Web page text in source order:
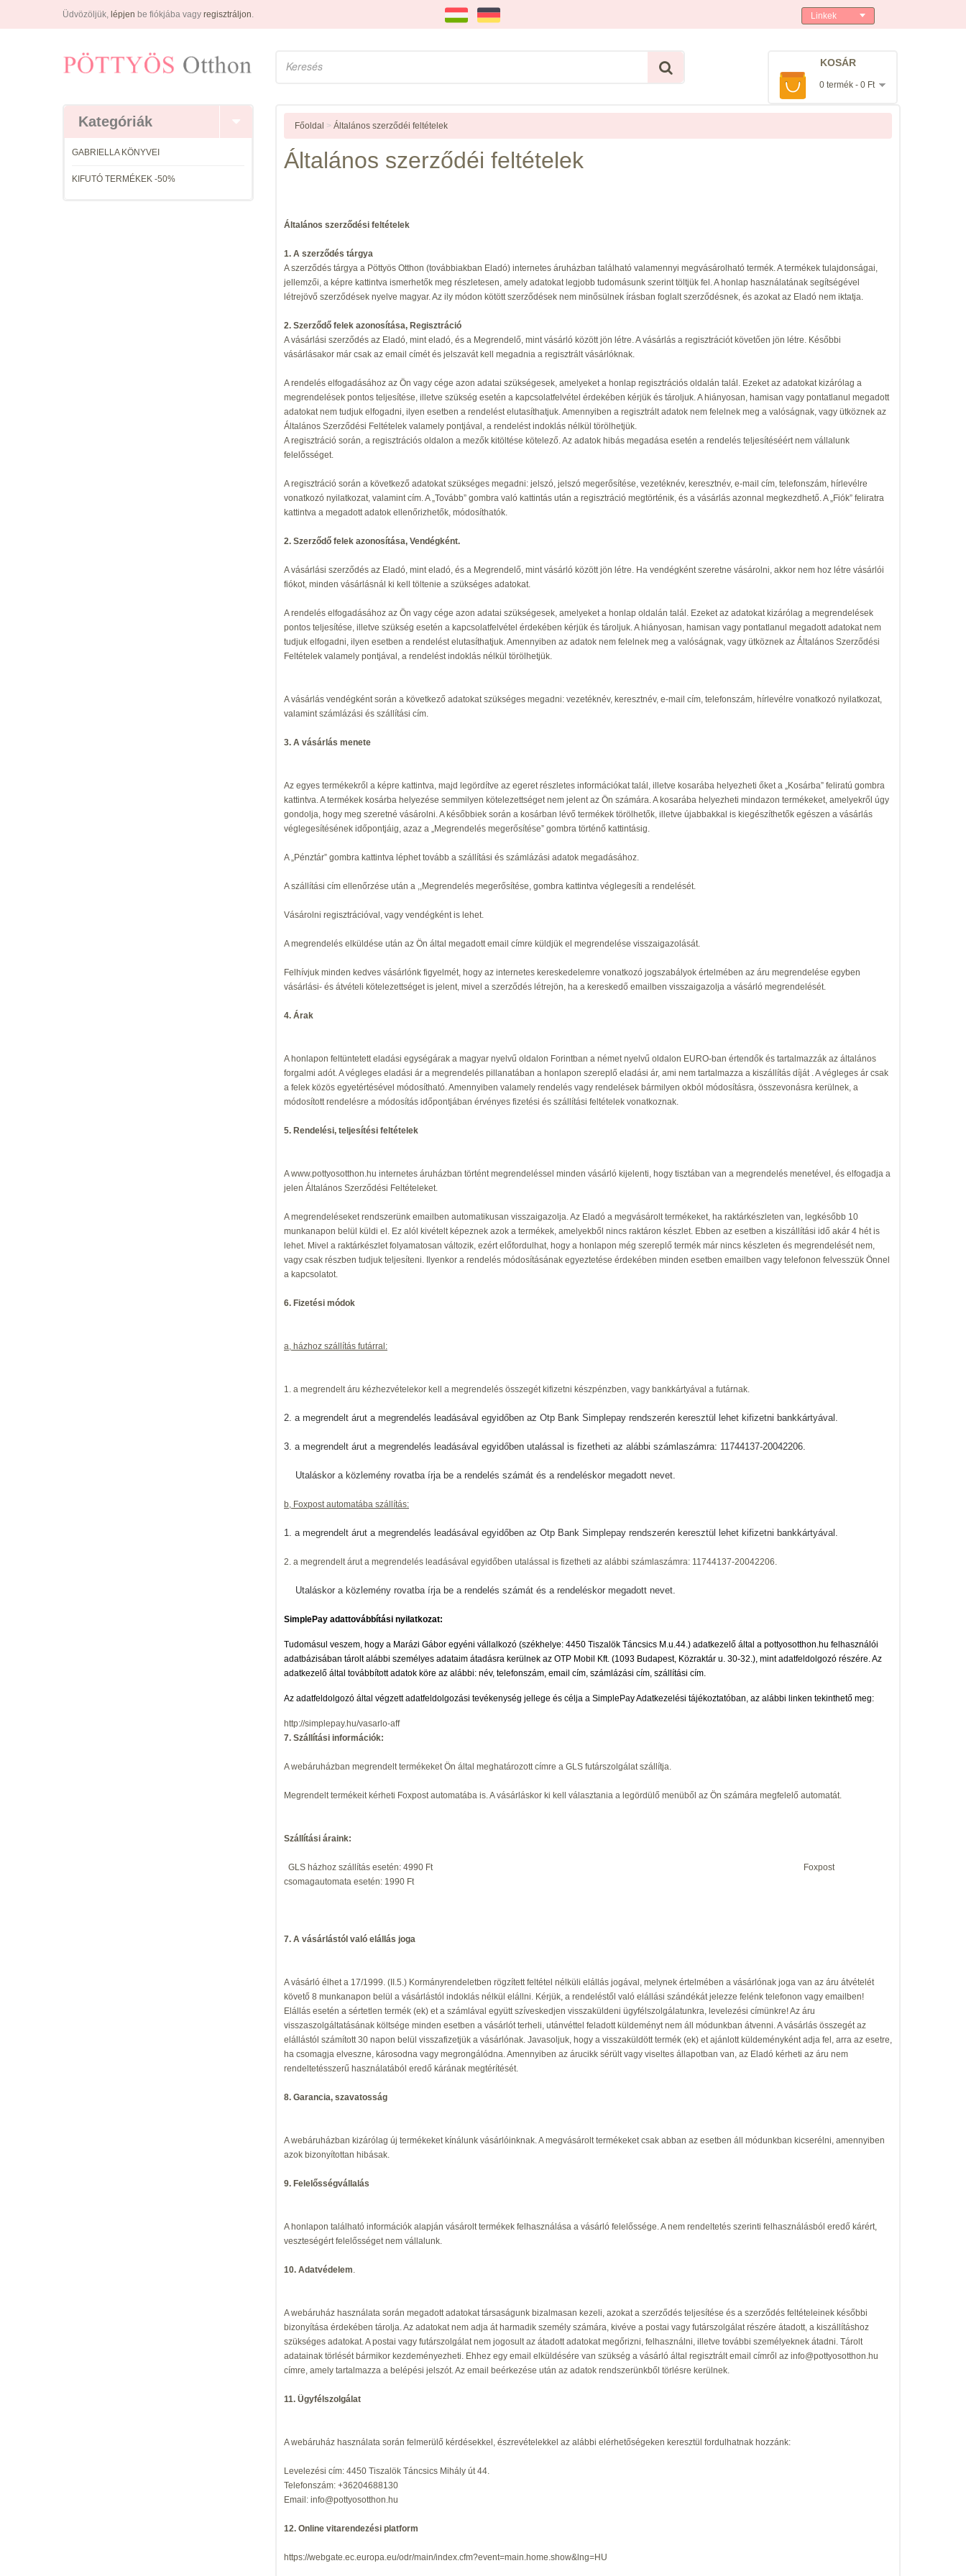
Üdvözöljük, lépjen be fiókjába vagy regisztráljon. Linkek
KOSÁR
0 termék - 0 Ft
Kategóriák
GABRIELLA KÖNYVEI
KIFUTÓ TERMÉKEK -50%
Főoldal > Általános szerződéi feltételek
Általános szerződéi feltételek
Általános szerződési feltételek
1. A szerződés tárgya
A szerződés tárgya a Pöttyös Otthon (továbbiakban Eladó) internetes áruházban található valamennyi megvásárolható termék. A termékek tulajdonságai,
jellemzői, a képre kattintva ismerhetők meg részletesen, amely adatokat legjobb tudomásunk szerint töltjük fel. A honlap használatának segítségével
létrejövő szerződések nyelve magyar. Az ily módon kötött szerződések nem minősülnek írásban foglalt szerződésnek, és azokat az Eladó nem iktatja.
2. Szerződő felek azonosítása, Regisztráció
A vásárlási szerződés az Eladó, mint eladó, és a Megrendelő, mint vásárló között jön létre. A vásárlás a regisztrációt követően jön létre. Későbbi
vásárlásakor már csak az email címét és jelszavát kell megadnia a regisztrált vásárlóknak.
A rendelés elfogadásához az Ön vagy cége azon adatai szükségesek, amelyeket a honlap regisztrációs oldalán talál. Ezeket az adatokat kizárólag a
megrendelések pontos teljesítése, illetve szükség esetén a kapcsolatfelvétel érdekében kérjük és tároljuk. A hiányosan, hamisan vagy pontatlanul megadott
adatokat nem tudjuk elfogadni, ilyen esetben a rendelést elutasíthatjuk. Amennyiben a regisztrált adatok nem felelnek meg a valóságnak, vagy ütköznek az
Általános Szerződési Feltételek valamely pontjával, a rendelést indoklás nélkül törölhetjük.
A regisztráció során, a regisztrációs oldalon a mezők kitöltése kötelező. Az adatok hibás megadása esetén a rendelés teljesítéséért nem vállalunk
felelősséget.
A regisztráció során a következő adatokat szükséges megadni: jelszó, jelszó megerősítése, vezetéknév, keresztnév, e-mail cím, telefonszám, hírlevélre
vonatkozó nyilatkozat, valamint cím. A „Tovább” gombra való kattintás után a regisztráció megtörténik, és a vásárlás azonnal megkezdhető. A „Fiók” feliratra
kattintva a megadott adatok ellenőrizhetők, módosíthatók.
2. Szerződő felek azonosítása, Vendégként.
A vásárlási szerződés az Eladó, mint eladó, és a Megrendelő, mint vásárló között jön létre. Ha vendégként szeretne vásárolni, akkor nem hoz létre vásárlói
fiókot, minden vásárlásnál ki kell töltenie a szükséges adatokat.
A rendelés elfogadásához az Ön vagy cége azon adatai szükségesek, amelyeket a honlap oldalán talál. Ezeket az adatokat kizárólag a megrendelések
pontos teljesítése, illetve szükség esetén a kapcsolatfelvétel érdekében kérjük és tároljuk. A hiányosan, hamisan vagy pontatlanul megadott adatokat nem
tudjuk elfogadni, ilyen esetben a rendelést elutasíthatjuk. Amennyiben az adatok nem felelnek meg a valóságnak, vagy ütköznek az Általános Szerződési
Feltételek valamely pontjával, a rendelést indoklás nélkül törölhetjük.
A vásárlás vendégként során a következő adatokat szükséges megadni: vezetéknév, keresztnév, e-mail cím, telefonszám, hírlevélre vonatkozó nyilatkozat,
valamint számlázási és szállítási cím.
3. A vásárlás menete
Az egyes termékekről a képre kattintva, majd legördítve az egeret részletes információkat talál, illetve kosarába helyezheti őket a „Kosárba” feliratú gombra
kattintva. A termékek kosárba helyezése semmilyen kötelezettséget nem jelent az Ön számára. A kosarába helyezheti mindazon termékeket, amelyekről úgy
gondolja, hogy meg szeretné vásárolni. A későbbiek során a kosárban lévő termékek törölhetők, illetve újabbakkal is kiegészíthetők egészen a vásárlás
véglegesítésének időpontjáig, azaz a „Megrendelés megerősítése” gombra történő kattintásig.
A „Pénztár” gombra kattintva léphet tovább a szállítási és számlázási adatok megadásához.
A szállítási cím ellenőrzése után a ,,Megrendelés megerősítése, gombra kattintva véglegesíti a rendelését.
Vásárolni regisztrációval, vagy vendégként is lehet.
A megrendelés elküldése után az Ön által megadott email címre küldjük el megrendelése visszaigazolását.
Felhívjuk minden kedves vásárlónk figyelmét, hogy az internetes kereskedelemre vonatkozó jogszabályok értelmében az áru megrendelése egyben
vásárlási- és átvételi kötelezettséget is jelent, mivel a szerződés létrejön, ha a kereskedő emailben visszaigazolja a vásárló megrendelését.
4. Árak
A honlapon feltüntetett eladási egységárak a magyar nyelvű oldalon Forintban a német nyelvű oldalon EURO-ban értendők és tartalmazzák az általános
forgalmi adót. A végleges eladási ár a megrendelés pillanatában a honlapon szereplő eladási ár, ami nem tartalmazza a kiszállítás díját . A végleges ár csak
a felek közös egyetértésével módosítható. Amennyiben valamely rendelés vagy rendelések bármilyen okból módosításra, összevonásra kerülnek, a
módosított rendelésre a módosítás időpontjában érvényes fizetési és szállítási feltételek vonatkoznak.
5. Rendelési, teljesítési feltételek
A www.pottyosotthon.hu internetes áruházban történt megrendeléssel minden vásárló kijelenti, hogy tisztában van a megrendelés menetével, és elfogadja a
jelen Általános Szerződési Feltételeket.
A megrendeléseket rendszerünk emailben automatikusan visszaigazolja. Az Eladó a megvásárolt termékeket, ha raktárkészleten van, legkésőbb 10
munkanapon belül küldi el. Ez alól kivételt képeznek azok a termékek, amelyekből nincs raktáron készlet. Ebben az esetben a kiszállítási idő akár 4 hét is
lehet. Mivel a raktárkészlet folyamatosan változik, ezért előfordulhat, hogy a honlapon még szereplő termék már nincs készleten és megrendelését nem,
vagy csak részben tudjuk teljesíteni. Ilyenkor a rendelés módosításának egyeztetése érdekében minden esetben emailben vagy telefonon felvesszük Önnel
a kapcsolatot.
6. Fizetési módok
a, házhoz szállítás futárral:
1. a megrendelt áru kézhezvételekor kell a megrendelés összegét kifizetni készpénzben, vagy bankkártyával a futárnak.
2. a megrendelt árut a megrendelés leadásával egyidőben az Otp Bank Simplepay rendszerén keresztül lehet kifizetni bankkártyával.
3. a megrendelt árut a megrendelés leadásával egyidőben utalással is fizetheti az alábbi számlaszámra: 11744137-20042206.
Utaláskor a közlemény rovatba írja be a rendelés számát és a rendeléskor megadott nevet.
b, Foxpost automatába szállítás:
1. a megrendelt árut a megrendelés leadásával egyidőben az Otp Bank Simplepay rendszerén keresztül lehet kifizetni bankkártyával.
2. a megrendelt árut a megrendelés leadásával egyidőben utalással is fizetheti az alábbi számlaszámra: 11744137-20042206.
Utaláskor a közlemény rovatba írja be a rendelés számát és a rendeléskor megadott nevet.
SimplePay adattovábbítási nyilatkozat:
Tudomásul veszem, hogy a Marázi Gábor egyéni vállalkozó (székhelye: 4450 Tiszalök Táncsics M.u.44.) adatkezelő által a pottyosotthon.hu felhasználói
adatbázisában tárolt alábbi személyes adataim átadásra kerülnek az OTP Mobil Kft. (1093 Budapest, Közraktár u. 30-32.), mint adatfeldolgozó részére. Az
adatkezelő által továbbított adatok köre az alábbi: név, telefonszám, email cím, számlázási cím, szállítási cím.
Az adatfeldolgozó által végzett adatfeldolgozási tevékenység jellege és célja a SimplePay Adatkezelési tájékoztatóban, az alábbi linken tekinthető meg:
http://simplepay.hu/vasarlo-aff
7. Szállítási információk:
A webáruházban megrendelt termékeket Ön által meghatározott címre a GLS futárszolgálat szállítja.
Megrendelt termékeit kérheti Foxpost automatába is. A vásárláskor ki kell választania a legördülő menüből az Ön számára megfelelő automatát.
Szállítási áraink:
GLS házhoz szállítás esetén: 4990 Ft Foxpost
csomagautomata esetén: 1990 Ft
7. A vásárlástól való elállás joga
A vásárló élhet a 17/1999. (II.5.) Kormányrendeletben rögzített feltétel nélküli elállás jogával, melynek értelmében a vásárlónak joga van az áru átvételét
követő 8 munkanapon belül a vásárlástól indoklás nélkül elállni. Kérjük, a rendeléstől való elállási szándékát jelezze felénk telefonon vagy emailben!
Elállás esetén a sértetlen termék (ek) et a számlával együtt szíveskedjen visszaküldeni ügyfélszolgálatunkra, levelezési címünkre! Az áru
visszaszolgáltatásának költsége minden esetben a vásárlót terheli, utánvéttel feladott küldeményt nem áll módunkban átvenni. A vásárlás összegét az
elállástól számított 30 napon belül visszafizetjük a vásárlónak. Javasoljuk, hogy a visszaküldött termék (ek) et ajánlott küldeményként adja fel, arra az esetre,
ha csomagja elveszne, károsodna vagy megrongálódna. Amennyiben az árucikk sérült vagy viseltes állapotban van, az Eladó kérheti az áru nem
rendeltetésszerű használatából eredő kárának megtérítését.
8. Garancia, szavatosság
A webáruházban kizárólag új termékeket kínálunk vásárlóinknak. A megvásárolt termékeket csak abban az esetben áll módunkban kicserélni, amennyiben
azok bizonyítottan hibásak.
9. Felelősségvállalás
A honlapon található információk alapján vásárolt termékek felhasználása a vásárló felelőssége. A nem rendeltetés szerinti felhasználásból eredő kárért,
veszteségért felelősséget nem vállalunk.
10. Adatvédelem.
A webáruház használata során megadott adatokat társaságunk bizalmasan kezeli, azokat a szerződés teljesítése és a szerződés feltételeinek későbbi
bizonyítása érdekében tárolja. Az adatokat nem adja át harmadik személy számára, kivéve a postai vagy futárszolgálat részére átadott, a kiszállításhoz
szükséges adatokat. A postai vagy futárszolgálat nem jogosult az átadott adatokat megőrizni, felhasználni, illetve további személyeknek átadni. Tárolt
adatainak törlését bármikor kezdeményezheti. Ehhez egy email elküldésére van szükség a vásárló által regisztrált email címről az info@pottyosotthon.hu
címre, amely tartalmazza a belépési jelszót. Az email beérkezése után az adatok rendszerünkből törlésre kerülnek.
11. Ügyfélszolgálat
A webáruház használata során felmerülő kérdésekkel, észrevételekkel az alábbi elérhetőségeken keresztül fordulhatnak hozzánk:
Levelezési cím: 4450 Tiszalök Táncsics Mihály út 44.
Telefonszám: +36204688130
Email: info@pottyosotthon.hu
12. Online vitarendezési platform
https://webgate.ec.europa.eu/odr/main/index.cfm?event=main.home.show&lng=HU